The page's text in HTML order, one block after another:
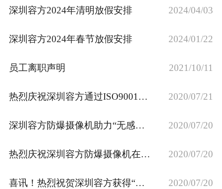
深圳容方2024年清明放假安排 2024/04/03
深圳容方2024年春节放假安排 2024/01/22
员工离职声明 2021/10/11
热烈庆祝深圳容方通过ISO9001等多项标准质量体系认证 2020/07/21
深圳容方防爆摄像机助力“无感加油”项目 2020/07/20
热烈庆祝深圳容方防爆摄像机在乌鲁木齐的“无感加油”便民支付项目中投入使用 2020/07/20
喜讯！热烈祝贺深圳容方获得“国家级高新技术企业证书” 2020/07/20